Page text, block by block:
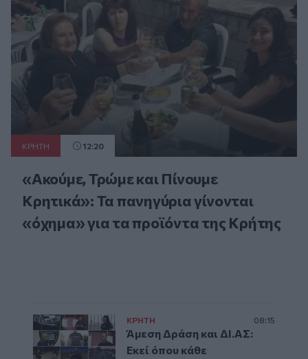
ΚΡΗΤΗ 12:20
«Ακούμε, Τρώμε και Πίνουμε
Κρητικά»: Τα πανηγύρια γίνονται
«όχημα» για τα προϊόντα της Κρήτης
ΚΡΗΤΗ 08:15
Άμεση Δράση και ΔΙ.ΑΣ:
Εκεί όπου κάθε